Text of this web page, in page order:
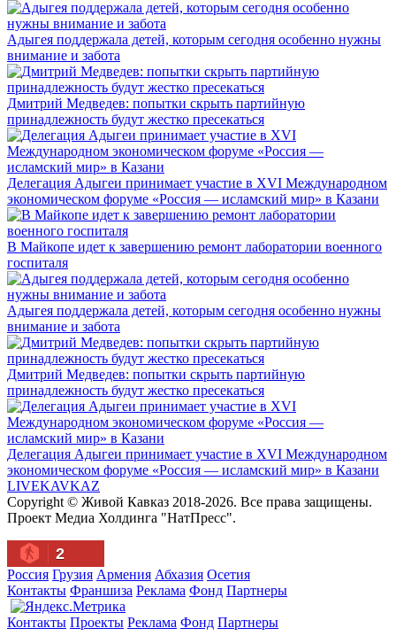
Адыгея поддержала детей, которым сегодня особенно нужны
внимание и забота
Дмитрий Медведев: попытки скрыть партийную
принадлежность будут жестко пресекаться
Делегация Адыгеи принимает участие в XVI Международном
экономическом форуме «Россия — исламский мир» в Казани
В Майкопе идет к завершению ремонт лаборатории военного
госпиталя
Адыгея поддержала детей, которым сегодня особенно нужны
внимание и забота
Дмитрий Медведев: попытки скрыть партийную
принадлежность будут жестко пресекаться
Делегация Адыгеи принимает участие в XVI Международном
экономическом форуме «Россия — исламский мир» в Казани
LIVEKAVKAZ
Copyright © Живой Кавказ 2018-2026. Все права защищены.
Проект Медиа Холдинга "НатПресс".
2
Россия Грузия Армения Абхазия Осетия
Контакты Франшиза Реклама Фонд Партнеры
Контакты Проекты Реклама Фонд Партнеры